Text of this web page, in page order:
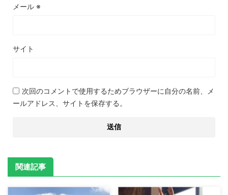
メール ※
サイト
次回のコメントで使用するためブラウザーに自分の名前、メ
ールアドレス、サイトを保存する。
関連記事